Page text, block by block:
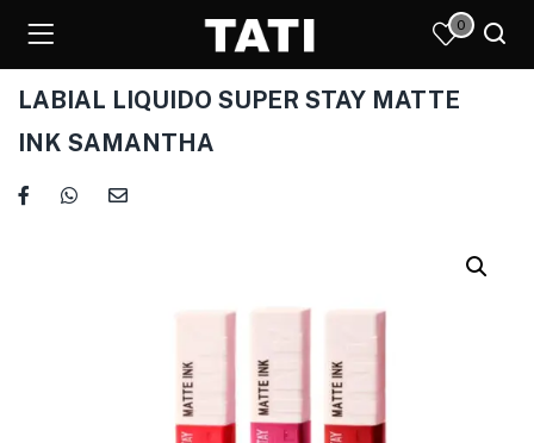
0
LABIAL LIQUIDO SUPER STAY MATTE
INK SAMANTHA